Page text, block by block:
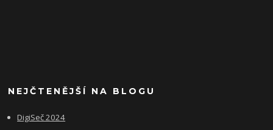
NEJČTENĚJŠÍ NA BLOGU
DigiSeč 2024